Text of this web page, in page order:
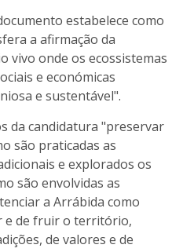
estabelece como
a afirmação da
vivo onde os ecossistemas
e económicas
e sustentável".
da candidatura "preservar
são praticadas as
e explorados os
são envolvidas as
a Arrábida como
e de fruir o território,
de valores e de